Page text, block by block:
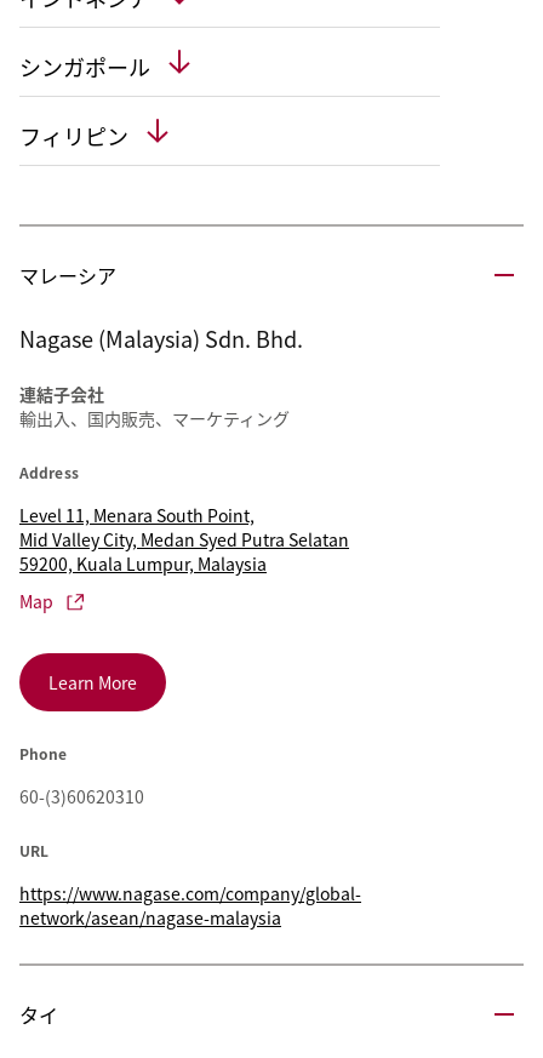
シンガポール
フィリピン
マレーシア
Nagase (Malaysia) Sdn. Bhd.
連結子会社
輸出入、国内販売、マーケティング
Address
Level 11, Menara South Point,
Mid Valley City, Medan Syed Putra Selatan
59200, Kuala Lumpur, Malaysia
Map
Learn More
Phone
60-(3)60620310
URL
https://www.nagase.com/company/global-
network/asean/nagase-malaysia
タイ